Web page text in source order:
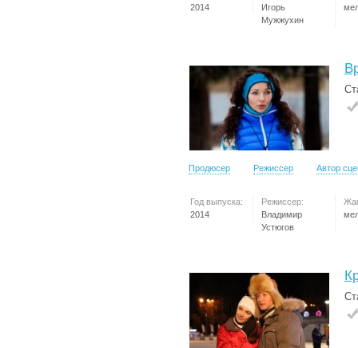
2014
Игорь
Мужжухин
Продюсер Режиссер Автор
Год выпуска:
2014
Режиссер:
Владимир
Устюгов